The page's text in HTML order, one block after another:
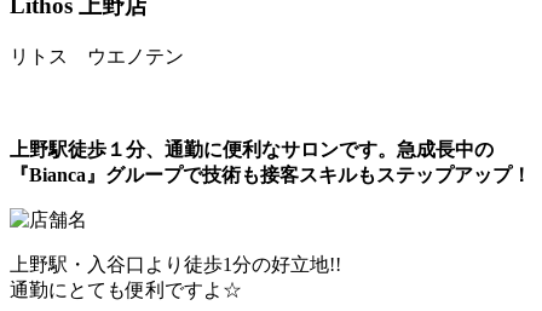
Lithos 上野店
リトス ウエノテン
上野駅徒歩１分、通勤に便利なサロンです。急成長中の
『Bianca』グループで技術も接客スキルもステップアップ！
上野駅・入谷口より徒歩1分の好立地!!
通勤にとても便利ですよ☆